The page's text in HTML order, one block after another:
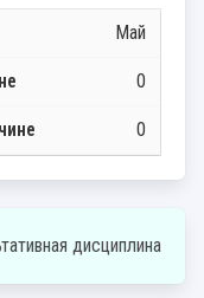
Май
0
0
дисциплина